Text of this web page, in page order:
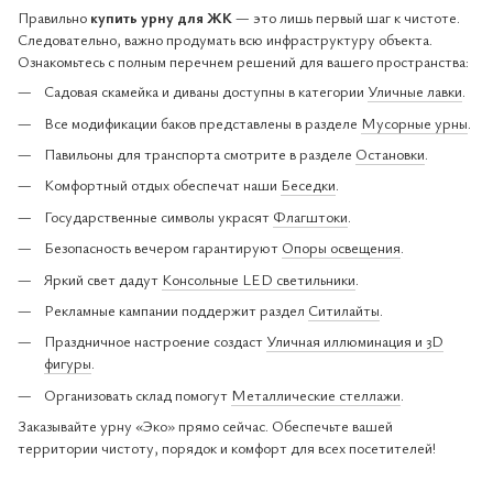
Правильно купить урну для ЖК— это лишь первый шаг к чистоте.
Следовательно, важно продумать всю инфраструктуру объекта.
Ознакомьтесь с полным перечнем решений для вашего пространства:
Садовая скамейка и диваны доступны в категории Уличные лавки.
Все модификации баков представлены в разделе Мусорные урны
Павильоны для транспорта смотрите в разделе Остановки.
Комфортный отдых обеспечат наши Беседки.
Государственные символы украсят Флагштоки.
Безопасность вечером гарантируют Опоры освещения.
Яркий свет дадут Консольные LED светильники
Рекламные кампании поддержит раздел Ситилайты.
Праздничное настроение создаст Уличная иллюминация и 3D
фигуры.
Организовать склад помогут Металлические стеллажи.
Заказывайте урну «Эко» прямо сейчас. Обеспечьте вашей
территории чистоту, порядок и комфорт для всех посетителей!